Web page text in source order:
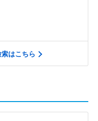
はこちら